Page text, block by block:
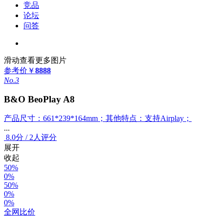
竞品
论坛
问答
滑动查看更多图片
参考价 ￥8888
No.3
B&O BeoPlay A8
产品尺寸：661*239*164mm；其他特点：支持Airplay；
...
8.0分 / 2人评分
展开
收起
50%
0%
50%
0%
0%
全网比价